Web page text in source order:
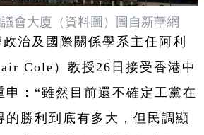
會大廈（資料圖）圖自新華網
治及國際關係學系主任阿利
Cole）教授26日接受香港中
申：“雖然目前還不確定工黨在
的勝利到底有多大，但民調顯